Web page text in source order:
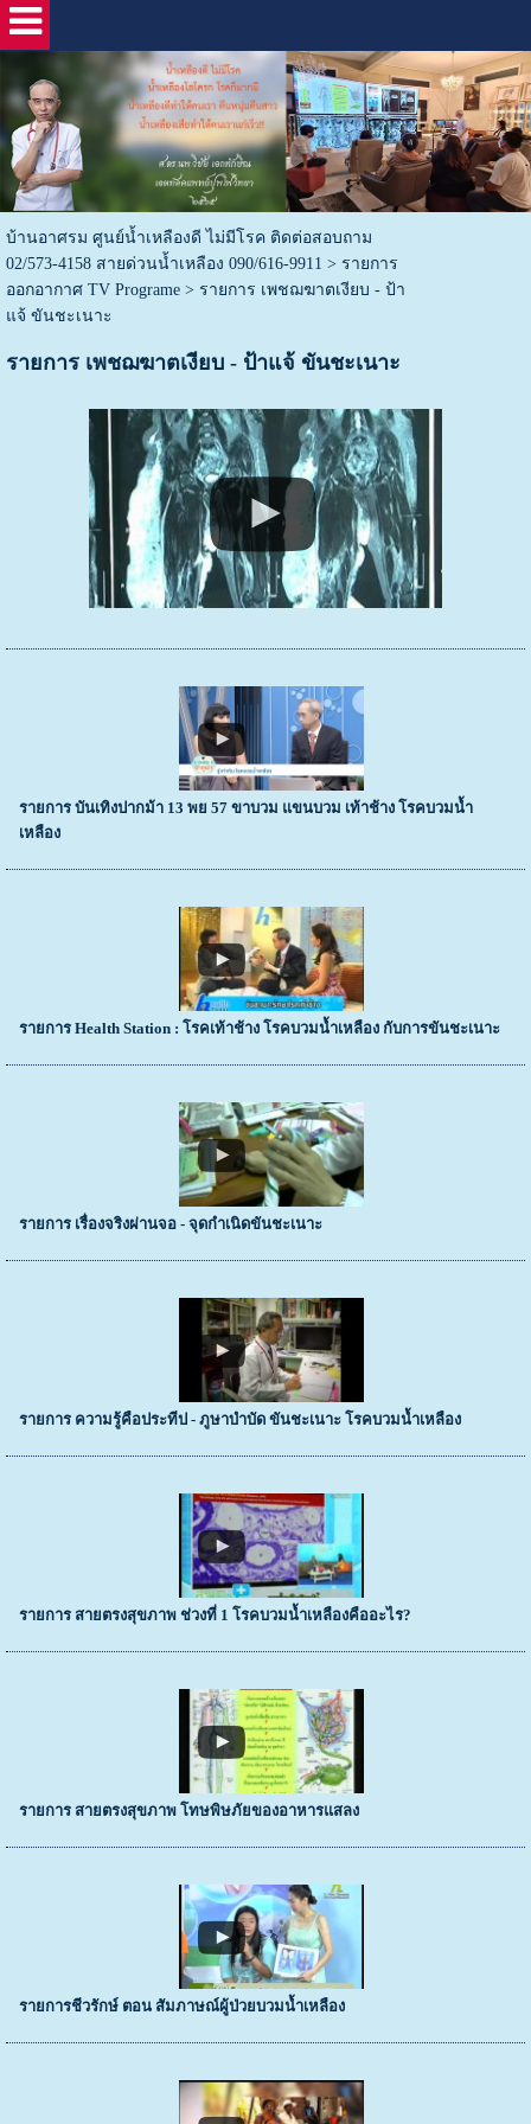
บ้านอาศรม ศูนย์น้ำเหลืองดี ไม่มีโรค ติดต่อสอบถาม
02/573-4158 สายด่วนน้ำเหลือง 090/616-9911 > รายการ
ออกอากาศ TV Programe> รายการ เพชฌฆาตเงียบ - ป้า
แจ้ ขันชะเนาะ
รายการ เพชฌฆาตเงียบ - ป้าแจ้ ขันชะเนาะ
รายการ บันเทิงปากม้า 13 พย 57 ขาบวม แขนบวม เท้าช้าง โรคบวมน้ำ
เหลือง
รายการ Health Station : โรคเท้าช้าง โรคบวมน้ำเหลือง กับการขันชะเนาะ
รายการ เรื่องจริงผ่านจอ - จุดกำเนิดขันชะเนาะ
รายการ ความรู้คือประทีป - ภูษาบำบัด ขันชะเนาะ โรคบวมน้ำเหลือง
รายการ สายตรงสุขภาพ ช่วงที่ 1 โรคบวมน้ำเหลืองคืออะไร?
รายการ สายตรงสุขภาพ โทษพิษภัยของอาหารแสลง
รายการชีวรักษ์ ตอน สัมภาษณ์ผู้ป่วยบวมน้ำเหลือง